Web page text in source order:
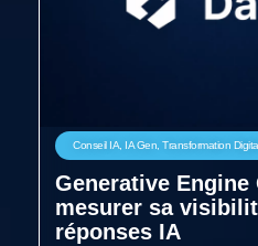
Conseil IA, IA Gen, Transformation
Generative
mesurer sa
réponses IA